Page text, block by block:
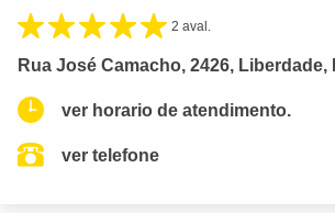
2 aval.
Rua José Camacho, 2426, Liberdade,
ver horario de atendimento.
ver telefone